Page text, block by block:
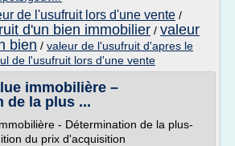
de l'usufruit lors d'une vente /
d'un bien immobilier / valeur
bien / valeur de l'usufruit d'apres le
de l'usufruit lors d'une vente
immobilière –
de la plus ...
- Détermination de la plus-
du prix d'acquisition